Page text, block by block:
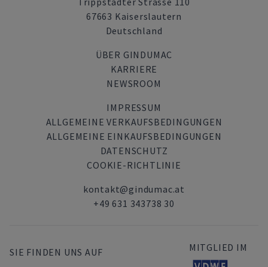
67663 Kaiserslautern
Deutschland
ÜBER GINDUMAC
KARRIERE
NEWSROOM
IMPRESSUM
ALLGEMEINE VERKAUFSBEDINGUNGEN
ALLGEMEINE EINKAUFSBEDINGUNGEN
DATENSCHUTZ
COOKIE-RICHTLINIE
kontakt@gindumac.at
+49 631 343738 30
SIE FINDEN UNS AUF MITGLIED IM